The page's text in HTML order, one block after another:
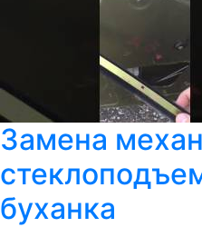
Замена
буханка